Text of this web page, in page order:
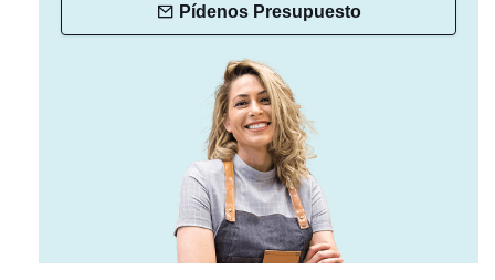
Pídenos Presupuesto